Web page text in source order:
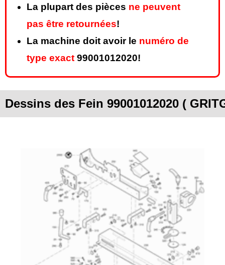
La plupart des pièces ne peuvent
pas être retournées!
La machine doit avoir le numéro de
type exact 99001012020!
Dessins des Fein 99001012020 (